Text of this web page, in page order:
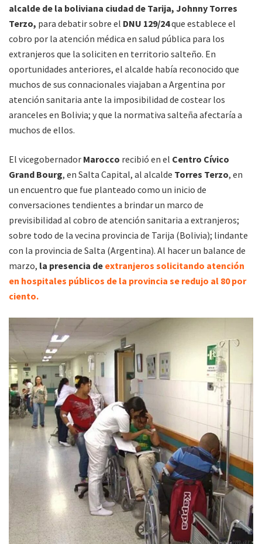
alcalde de la boliviana ciudad de Tarija, Johnny Torres
Terzo, para debatir sobre el DNU 129/24que establece el
cobro por la atención médica en salud pública para los
extranjeros que la soliciten en territorio salteño. En
oportunidades anteriores, el alcalde había reconocido que
muchos de sus connacionales viajaban a Argentina por
atención sanitaria ante la imposibilidad de costear los
aranceles en Bolivia; y que la normativa salteña afectaría a
muchos de ellos.
El vicegobernador Marocco recibió en el Centro Cívico
Grand Bourg, en Salta Capital, al alcalde Torres Terzo, en
un encuentro que fue planteado como un inicio de
conversaciones tendientes a brindar un marco de
previsibilidad al cobro de atención sanitaria a extranjeros;
sobre todo de la vecina provincia de Tarija (Bolivia); lindante
con la provincia de Salta (Argentina). Al hacer un balance de
marzo, la presencia de extranjeros solicitando atención
en hospitales públicos de la provincia se redujo al 80 por
ciento.